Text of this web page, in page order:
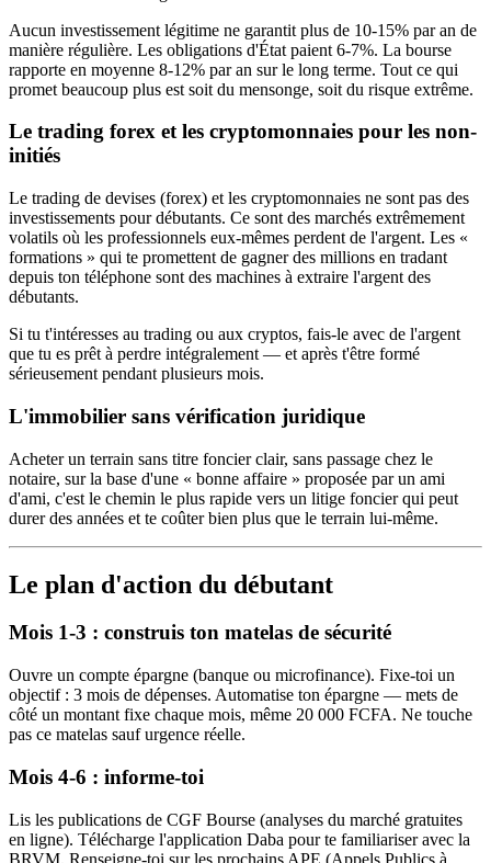
Aucun investissement légitime ne garantit plus de 10-15% par an de
manière régulière. Les obligations d'État paient 6-7%. La bourse
rapporte en moyenne 8-12% par an sur le long terme. Tout ce qui
promet beaucoup plus est soit du mensonge, soit du risque extrême.
Le trading forex et les cryptomonnaies pour les non-
initiés
Le trading de devises (forex) et les cryptomonnaies ne sont pas des
investissements pour débutants. Ce sont des marchés extrêmement
volatils où les professionnels eux-mêmes perdent de l'argent. Les «
formations » qui te promettent de gagner des millions en tradant
depuis ton téléphone sont des machines à extraire l'argent des
débutants.
Si tu t'intéresses au trading ou aux cryptos, fais-le avec de l'argent
que tu es prêt à perdre intégralement — et après t'être formé
sérieusement pendant plusieurs mois.
L'immobilier sans vérification juridique
Acheter un terrain sans titre foncier clair, sans passage chez le
notaire, sur la base d'une « bonne affaire » proposée par un ami
d'ami, c'est le chemin le plus rapide vers un litige foncier qui peut
durer des années et te coûter bien plus que le terrain lui-même.
Le plan d'action du débutant
Mois 1-3 : construis ton matelas de sécurité
Ouvre un compte épargne (banque ou microfinance). Fixe-toi un
objectif : 3 mois de dépenses. Automatise ton épargne — mets de
côté un montant fixe chaque mois, même 20 000 FCFA. Ne touche
pas ce matelas sauf urgence réelle.
Mois 4-6 : informe-toi
Lis les publications de CGF Bourse (analyses du marché gratuites
en ligne). Télécharge l'application Daba pour te familiariser avec la
BRVM. Renseigne-toi sur les prochains APE (Appels Publics à